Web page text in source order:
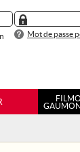
Mot de passe